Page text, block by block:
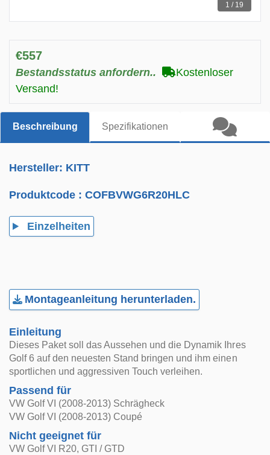
1 / 19
€557
Bestandsstatus anfordern..
Kostenloser
Versand!
Beschreibung Spezifikationen
Hersteller: KITT
Produktcode :COFBVWG6R20HLC
Einzelheiten
Montageanleitung herunterladen.
Einleitung
Dieses Paket soll das Aussehen und die Dynamik Ihres
Golf 6 auf den neuesten Stand bringen und ihm einen
sportlichen und aggressiven Touch verleihen.
Passend für
VW Golf VI (2008-2013) Schrägheck
VW Golf VI (2008-2013) Coupé
Nicht geeignet für
VW Golf VI R20, GTI / GTD